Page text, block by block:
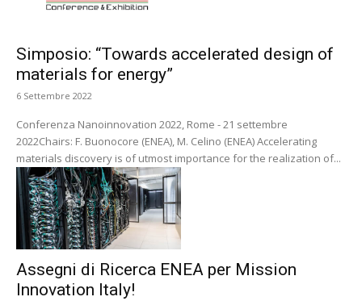
Simposio: “Towards accelerated design of
materials for energy”
6 Settembre 2022
Conferenza Nanoinnovation 2022, Rome - 21 settembre
2022Chairs: F. Buonocore (ENEA), M. Celino (ENEA) Accelerating
materials discovery is of utmost importance for the realization of...
Assegni di Ricerca ENEA per Mission
Innovation Italy!